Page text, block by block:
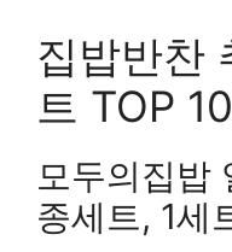
집밥반찬
트 TOP 10
모두의집밥
종세트, 1세